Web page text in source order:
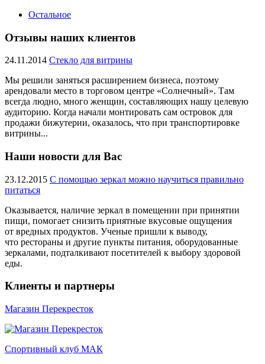
Остальное
Отзывы наших клиентов
24.11.2014 Стекло для витрины
Мы решили заняться расширением бизнеса, поэтому
арендовали место в торговом центре «Солнечный». Там
всегда людно, много женщин, составляющих нашу целевую
аудиторию. Когда начали монтировать сам островок для
продажи бижутерии, оказалось, что при транспортировке
витрины...
Наши новости для Вас
23.12.2015 С помощью зеркал можно научиться правильно
питаться
Оказывается, наличие зеркал в помещении при принятии
пищи, помогает снизить приятные вкусовые ощущения
от вредных продуктов. Ученые пришли к выводу,
что рестораны и другие пункты питания, оборудованные
зеркалами, подталкивают посетителей к выбору здоровой
еды.
Клиенты и партнеры
Магазин Перекресток
Спортивный клуб МАК